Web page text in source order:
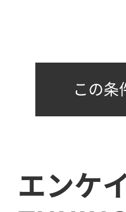
この条
エンケ